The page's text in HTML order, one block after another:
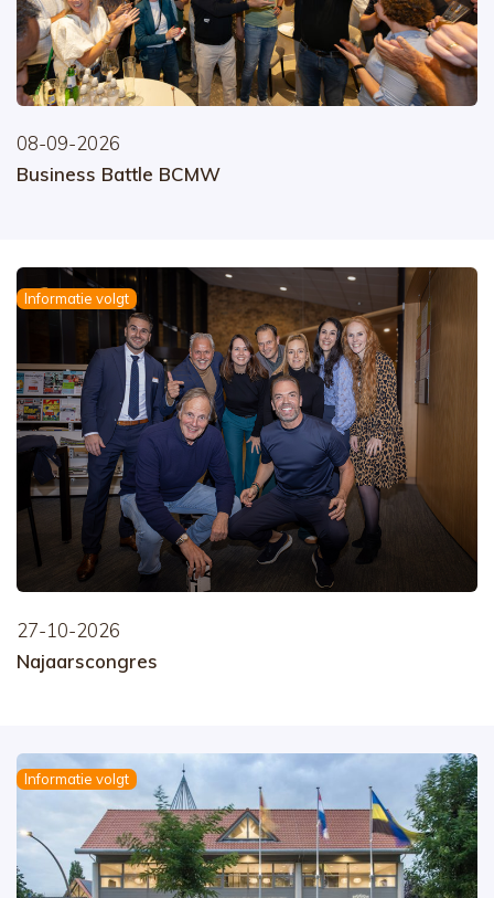
08-09-2026
Business Battle BCMW
Informatie volgt
27-10-2026
Najaarscongres
Informatie volgt